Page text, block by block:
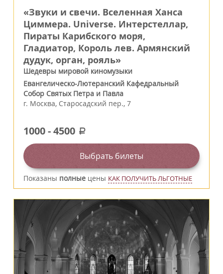
«Звуки и свечи. Вселенная Ханса
Циммера. Universe. Интерстеллар,
Пираты Карибского моря,
Гладиатор, Король лев. Армянский
дудук, орган, рояль»
Шедевры мировой киномузыки
Евангелическо-Лютеранский Кафедральный
Собор Святых Петра и Павла
г. Москва, Старосадский пер., 7
1000-4500 a
Выбрать билеты
Показаны полные цены КАК ПОЛУЧИТЬ ЛЬГОТНЫЕ